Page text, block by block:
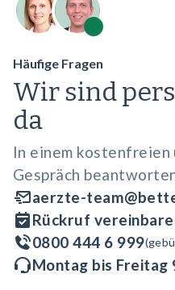
Häufige Fragen
Wir sind
da
In einem kostenfreien
Gespräch
aerzte-
Rückruf
0800 444 6 999
Montag bis Freitag